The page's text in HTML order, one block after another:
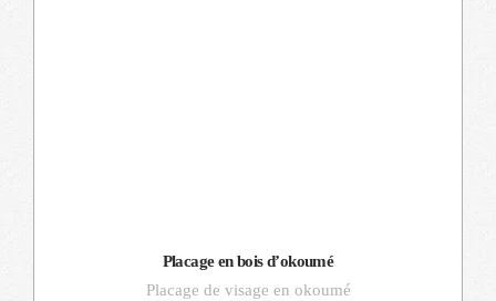
Placage de visage en okoumé
Placage en bois d’okoumé